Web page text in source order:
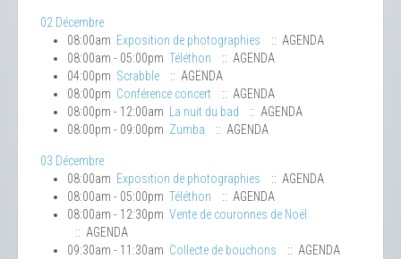
02 Décembre
08:00am Exposition de photographies
:: AGENDA
08:00am - 05:00pm Téléthon
:: AGENDA
04:00pm Scrabble
:: AGENDA
08:00pm Conférence concert
:: AGENDA
08:00pm - 12:00am La nuit du bad
:: AGENDA
08:00pm - 09:00pm Zumba :: AGENDA
03 Décembre
08:00am Exposition de photographies
:: AGENDA
08:00am - 05:00pm Téléthon
:: AGENDA
08:00am - 12:30pm Vente de couronnes de Noël
:: AGENDA
09:30am - 11:30am Collecte de bouchons :: AGENDA